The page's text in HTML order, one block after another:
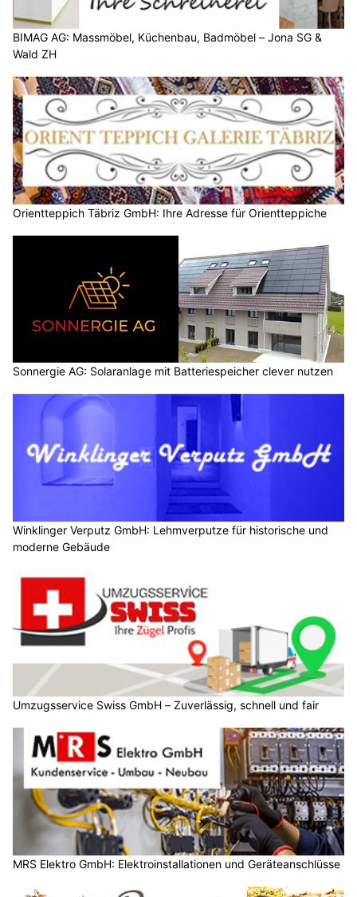
BIMAG AG: Massmöbel, Küchenbau, Badmöbel – Jona SG &
Wald ZH
Orientteppich Täbriz GmbH: Ihre Adresse für Orientteppiche
Sonnergie AG: Solaranlage mit Batteriespeicher clever nutzen
Winklinger Verputz GmbH: Lehmverputze für historische und
moderne Gebäude
Umzugsservice Swiss GmbH – Zuverlässig, schnell und fair
MRS Elektro GmbH: Elektroinstallationen und Geräteanschlüsse